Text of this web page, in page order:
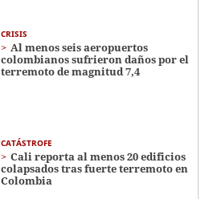
CRISIS
Al menos seis aeropuertos
colombianos sufrieron daños por el
terremoto de magnitud 7,4
CATÁSTROFE
Cali reporta al menos 20 edificios
colapsados tras fuerte terremoto en
Colombia